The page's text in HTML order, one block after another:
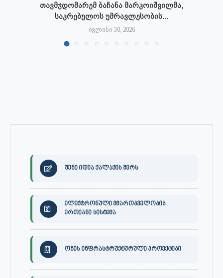
თავმჯდომარემ ბაჩანა მარკოიშვილმა,
საკრებულოს უმრავლესობის...
ივლისი 30, 2026
შენი იდეა ქალაქის მერს
ელექტრონული მმართბველობის
ერთიანი სისტემა
ონის ინფრასტრუქტურული პროექტები